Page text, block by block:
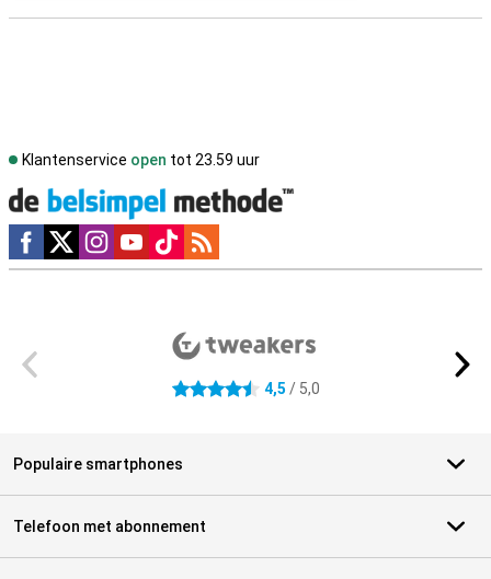
Klantenservice open tot 23.59 uur
Social media
4.5 sterren 4,5 / 5,0
Populaire smartphones
Telefoon met abonnement